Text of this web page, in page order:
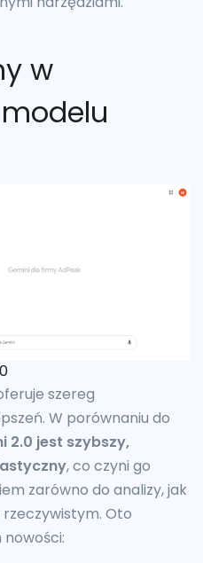
w
szereg
W porównaniu do
2.0 jest szybszy,
, co czyni go
zarówno do analizy, jak
Oto